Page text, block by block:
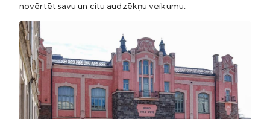
novērtēt savu un citu audzēkņu veikumu.